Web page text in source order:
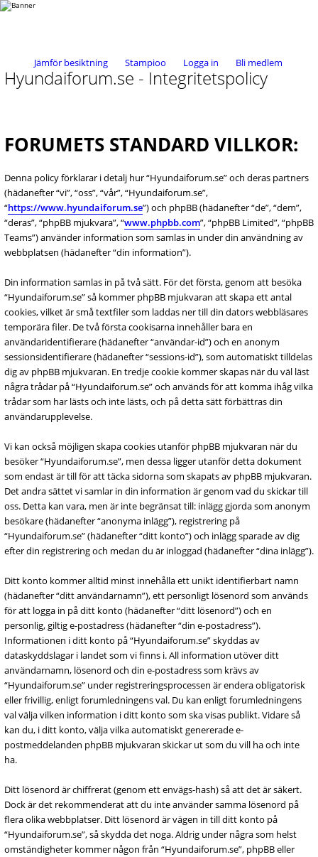
Jämför besiktning Stampioo Logga in Bli medlem
Hyundaiforum.se - Integritetspolicy
FORUMETS STANDARD VILLKOR:
Denna policy förklarar i detalj hur “Hyundaiforum.se” och deras partners
(hädanefter “vi”, “oss”, “vår”, “Hyundaiforum.se”,
“https://www.hyundaiforum.se”) och phpBB (hädanefter “de”, “dem”,
“deras”, “phpBB mjukvara”, “www.phpbb.com”, “phpBB Limited”, “phpBB
Teams”) använder information som samlas in under din användning av
webbplatsen (hädanefter “din information”).
Din information samlas in på två sätt. För det första, genom att besöka
“Hyundaiforum.se” så kommer phpBB mjukvaran att skapa ett antal
cookies, vilket är små textfiler som laddas ner till din dators webbläsares
temporära filer. De två första cookisarna innehåller bara en
användaridentifierare (hädanefter “användar-id”) och en anonym
sessionsidentifierare (hädanefter “sessions-id”), som automatiskt tilldelas
dig av phpBB mjukvaran. En tredje cookie kommer skapas när du väl läst
några trådar på “Hyundaiforum.se” och används för att komma ihåg vilka
trådar som har lästs och inte lästs, och på detta sätt förbättras din
användarupplevelse.
Vi kan också möjligen skapa cookies utanför phpBB mjukvaran när du
besöker “Hyundaiforum.se”, men dessa ligger utanför detta dokument
som endast är till för att täcka sidorna som skapats av phpBB mjukvaran.
Det andra sättet vi samlar in din information är genom vad du skickar till
oss. Detta kan vara, men är inte begränsat till: inlägg gjorda som anonym
besökare (hädanefter “anonyma inlägg”), registrering på
“Hyundaiforum.se” (hädanefter “ditt konto”) och inlägg sparade av dig
efter din registrering och medan du är inloggad (hädanefter “dina inlägg”).
Ditt konto kommer alltid minst innehålla ett unikt identifierbart namn
(hädanefter “ditt användarnamn”), ett personligt lösenord som används
för att logga in på ditt konto (hädanefter “ditt lösenord”) och en
personlig, giltig e-postadress (hädanefter “din e-postadress”).
Informationen i ditt konto på “Hyundaiforum.se” skyddas av
dataskyddslagar i landet som vi finns i. All information utöver ditt
användarnamn, lösenord och din e-postadress som krävs av
“Hyundaiforum.se” under registreringsprocessen är endera obligatorisk
eller frivillig, enligt forumledningens val. Du kan enligt forumledningens
val välja vilken information i ditt konto som ska visas publikt. Vidare så
kan du, i ditt konto, välja vilka automatiskt genererade e-
postmeddelanden phpBB mjukvaran skickar ut som du vill ha och inte
ha.
Ditt lösenord är chiffrerat (genom ett envägs-hash) så att det är säkert.
Dock är det rekommenderat att du inte använder samma lösenord på
flera olika webbplatser. Ditt lösenord är vägen in till ditt konto på
“Hyundaiforum.se”, så skydda det noga. Aldrig under några som helst
omständigheter kommer någon från “Hyundaiforum.se”, phpBB eller